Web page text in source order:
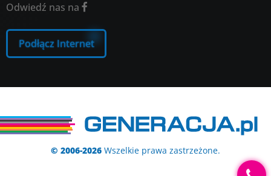
Odwiedź nas na 
Podłącz Internet
© 2006-2026 Wszelkie prawa zastrzeżone.